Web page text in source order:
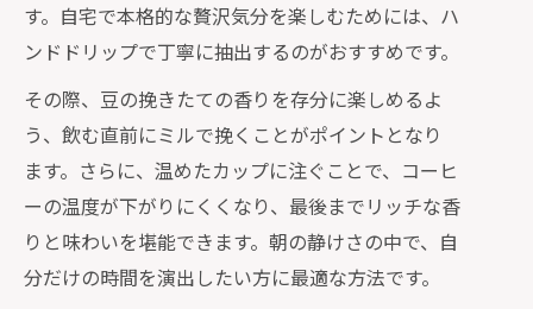
冬限定自家焙煎ブレンドのスイーツと
の相性を検証
ウィンターブレンド選びで味わい深い時間
を
自家焙煎コーヒーで冬を楽しむブレン
ド選びの基準
ウィンターブレンドの焙煎度合いと味
わいの違い
す。自宅で本格的な贅沢気分を楽しむためには、ハ
ンドドリップで丁寧に抽出するのがおすすめです。
その際、豆の挽きたての香りを存分に楽しめるよ
う、飲む直前にミルで挽くことがポイントとなり
ます。さらに、温めたカップに注ぐことで、コーヒ
ーの温度が下がりにくくなり、最後までリッチな香
りと味わいを堪能できます。朝の静けさの中で、自
分だけの時間を演出したい方に最適な方法です。